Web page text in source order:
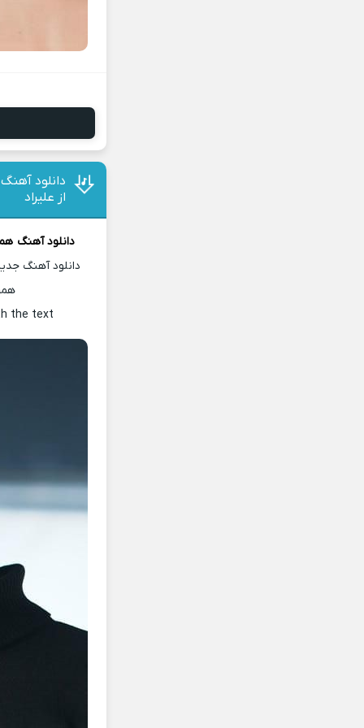
دانلود
از علیراد
دانلود آهنگ
دانلود آهنگ
the text